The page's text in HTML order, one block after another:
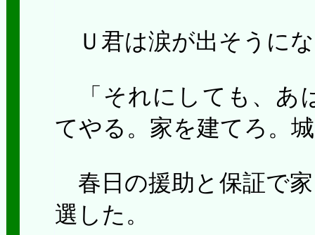
Ｕ君は涙が出そうに
「それにしても、あ
てやる。家を建てろ。
春日の援助と保証で
選した。